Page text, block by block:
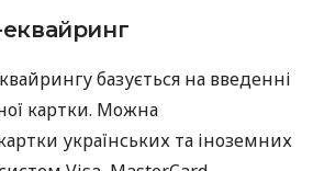
базується на введенні
картки. Можна
українських та іноземних